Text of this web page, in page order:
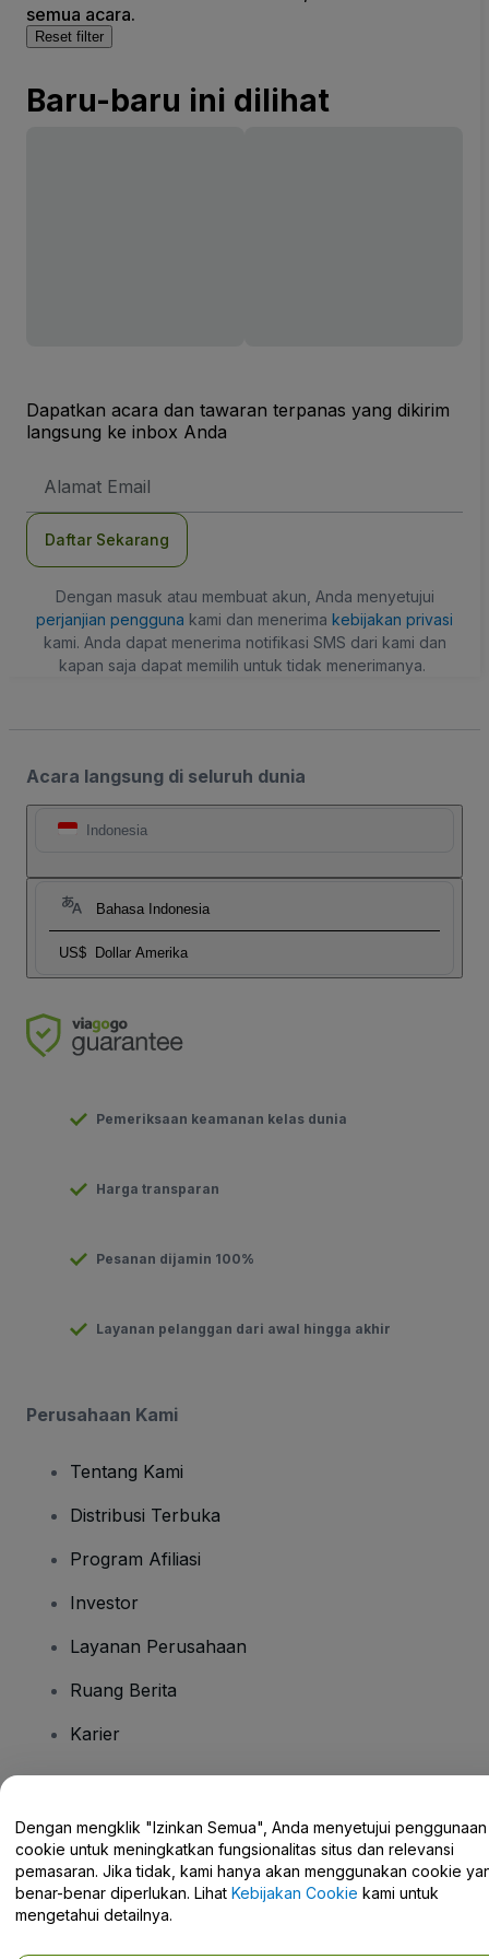
semua acara.
Reset filter
Baru-baru ini dilihat
Dapatkan acara dan tawaran terpanas yang dikirim
langsung ke inbox Anda
Email
Daftar Sekarang
Dengan masuk atau membuat akun, Anda menyetujui
perjanjian pengguna kami dan menerima kebijakan privasi
kami. Anda dapat menerima notifikasi SMS dari kami dan
kapan saja dapat memilih untuk tidak menerimanya.
Acara langsung di seluruh dunia
Indonesia
Bahasa Indonesia
US$ Dollar Amerika
Pemeriksaan keamanan kelas dunia
Harga transparan
Pesanan dijamin 100%
Layanan pelanggan dari awal hingga akhir
Perusahaan Kami
Tentang Kami
Distribusi Terbuka
Program Afiliasi
Investor
Layanan Perusahaan
Ruang Berita
Karier
Pusat Bantuan / Hubungi Kami
Dengan mengklik "Izinkan Semua", Anda menyetujui penggunaan
cookie untuk meningkatkan fungsionalitas situs dan relevansi
pemasaran. Jika tidak, kami hanya akan menggunakan cookie
benar-benar diperlukan. Lihat Kebijakan Cookie kami untuk
mengetahui detailnya.